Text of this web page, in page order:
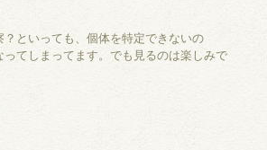
といっても、個体を特定できないの
てしまってます。でも見るのは楽しみで